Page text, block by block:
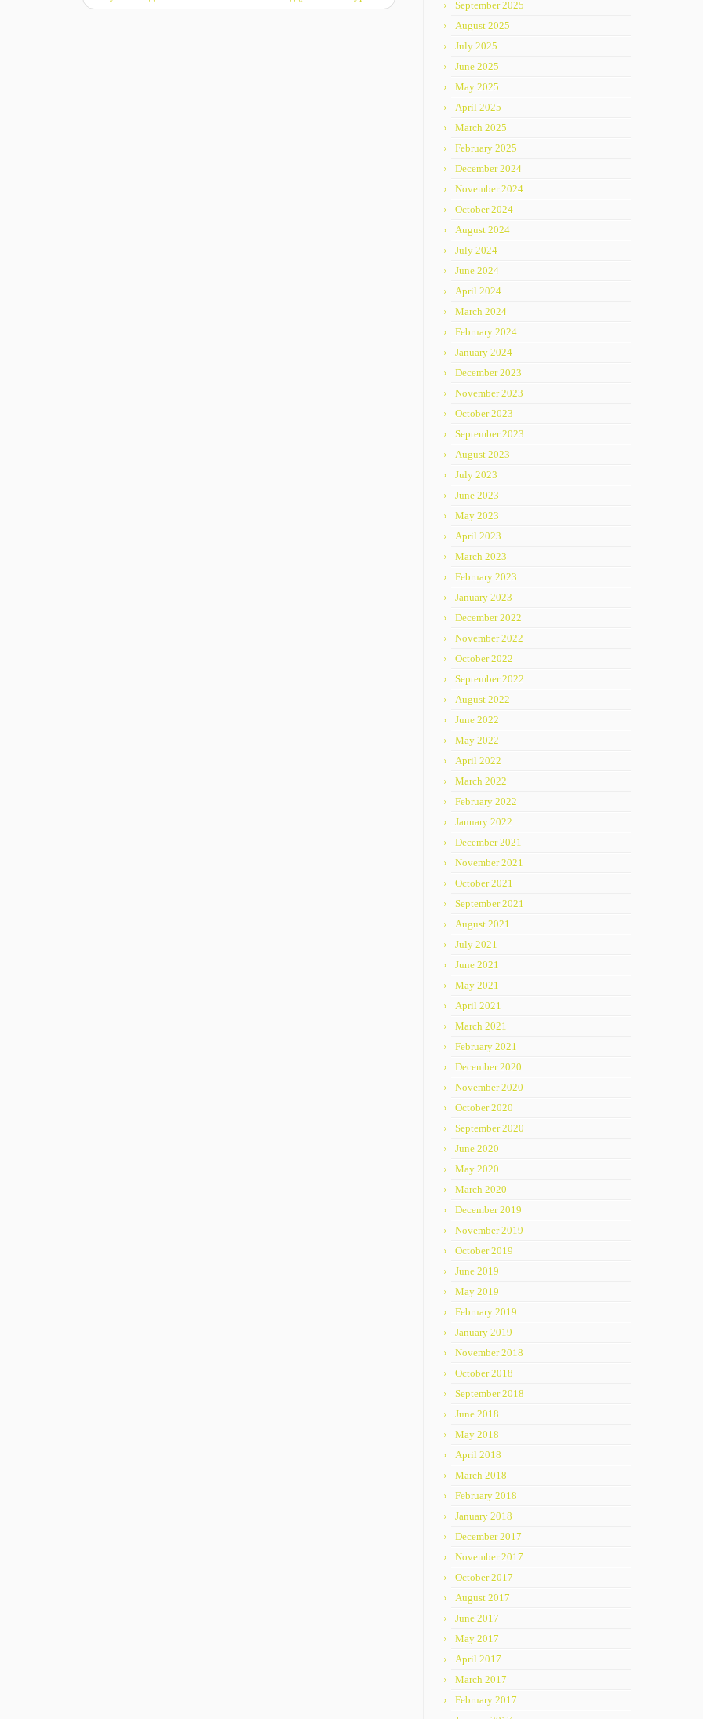
September 2025
August 2025
July 2025
June 2025
May 2025
April 2025
March 2025
February 2025
December 2024
November 2024
October 2024
August 2024
July 2024
June 2024
April 2024
March 2024
February 2024
January 2024
December 2023
November 2023
October 2023
September 2023
August 2023
July 2023
June 2023
May 2023
April 2023
March 2023
February 2023
January 2023
December 2022
November 2022
October 2022
September 2022
August 2022
June 2022
May 2022
April 2022
March 2022
February 2022
January 2022
December 2021
November 2021
October 2021
September 2021
August 2021
July 2021
June 2021
May 2021
April 2021
March 2021
February 2021
December 2020
November 2020
October 2020
September 2020
June 2020
May 2020
March 2020
December 2019
November 2019
October 2019
June 2019
May 2019
February 2019
January 2019
November 2018
October 2018
September 2018
June 2018
May 2018
April 2018
March 2018
February 2018
January 2018
December 2017
November 2017
October 2017
August 2017
June 2017
May 2017
April 2017
March 2017
February 2017